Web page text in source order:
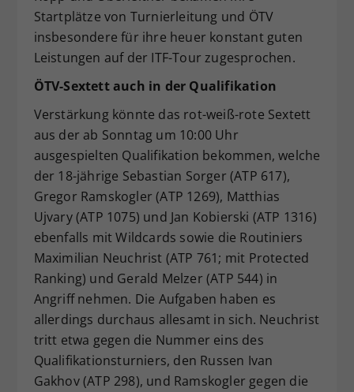
Startplätze von Turnierleitung und ÖTV
insbesondere für ihre heuer konstant guten
Leistungen auf der ITF-Tour zugesprochen.
ÖTV-Sextett auch in der Qualifikation
Verstärkung könnte das rot-weiß-rote Sextett
aus der ab Sonntag um 10:00 Uhr
ausgespielten Qualifikation bekommen, welche
der 18-jährige Sebastian Sorger (ATP 617),
Gregor Ramskogler (ATP 1269), Matthias
Ujvary (ATP 1075) und Jan Kobierski (ATP 1316)
ebenfalls mit Wildcards sowie die Routiniers
Maximilian Neuchrist (ATP 761; mit Protected
Ranking) und Gerald Melzer (ATP 544) in
Angriff nehmen. Die Aufgaben haben es
allerdings durchaus allesamt in sich. Neuchrist
tritt etwa gegen die Nummer eins des
Qualifikationsturniers, den Russen Ivan
Gakhov (ATP 298), und Ramskogler gegen die